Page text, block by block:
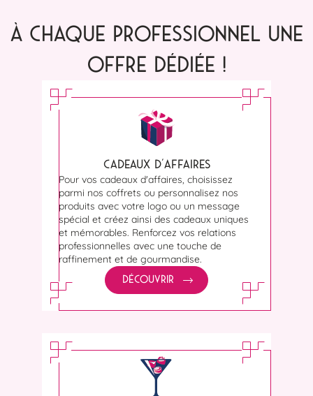
À CHAQUE PROFESSIONNEL UNE
OFFRE DÉDIÉE !
CADEAUX D'AFFAIRES
Pour vos cadeaux d'affaires, choisissez
parmi nos coffrets ou personnalisez nos
produits avec votre logo ou un message
spécial et créez ainsi des cadeaux uniques
et mémorables. Renforcez vos relations
professionnelles avec une touche de
raffinement et de gourmandise.
DÉCOUVRIR